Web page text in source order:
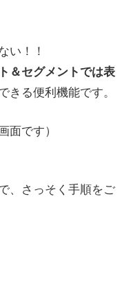
い！！
＆セグメントでは表
きる便利機能です。
です）
、さっそく手順をご